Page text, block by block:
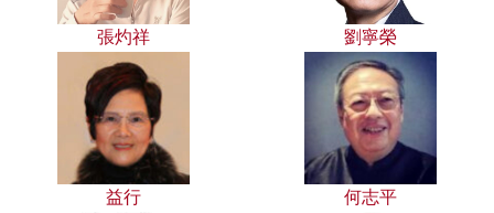
張灼祥 劉寧榮
益行 何志平